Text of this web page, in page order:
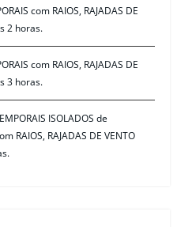
com RAIOS, RAJADAS DE
2 horas.
com RAIOS, RAJADAS DE
3 horas.
ISOLADOS de
RAIOS, RAJADAS DE VENTO